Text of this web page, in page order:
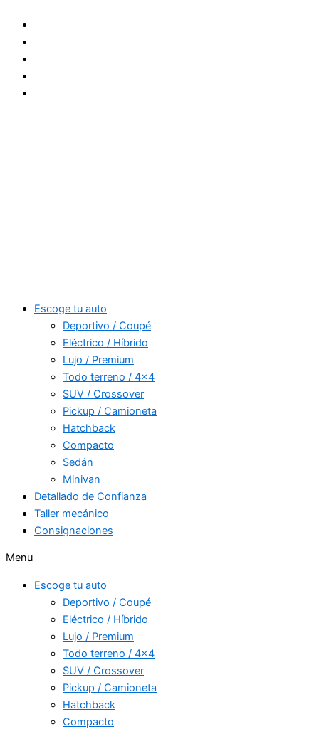
contenido
Escoge tu auto
Deportivo / Coupé
Eléctrico / Híbrido
Lujo / Premium
Todo terreno / 4×4
SUV / Crossover
Pickup / Camioneta
Hatchback
Compacto
Sedán
Minivan
Detallado de Confianza
Taller mecánico
Consignaciones
Menu
Escoge tu auto
Deportivo / Coupé
Eléctrico / Híbrido
Lujo / Premium
Todo terreno / 4×4
SUV / Crossover
Pickup / Camioneta
Hatchback
Compacto